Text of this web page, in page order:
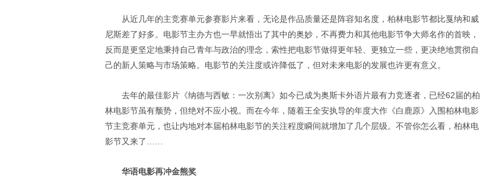
从近几年的主竞赛单元参赛影片来看，无论是作品质量还是阵容知名度，柏林电影节都比戛纳和威
尼斯差了好多。电影节主办方也一早就悟出了其中的奥妙，不再费力和其他电影节争大师名作的首映，
反而是更坚定地秉持自己青年与政治的理念，索性把电影节做得更年轻、更独立一些，更决绝地贯彻自
己的新人策略与市场策略。电影节的关注度或许降低了，但对未来电影的发展也许更有意义。
去年的最佳影片《纳德与西敏：一次别离》如今已成为奥斯卡外语片最有力竞逐者，已经62届的柏
林电影节虽有颓势，但绝对不应小视。而在今年，随着王全安执导的年度大作《白鹿原》入围柏林电影
节主竞赛单元，也让内地对本届柏林电影节的关注程度瞬间就增加了几个层级。不管你怎么看，柏林电
影节又来了……
华语电影再冲金熊奖